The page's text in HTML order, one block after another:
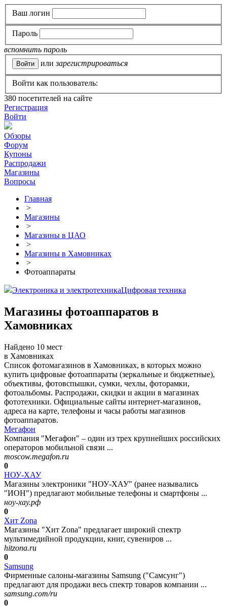
Ваш логин
Пароль
вспомнить пароль
или зарегистрироваться
Войти как пользователь:
380 посетителей на сайте
Регистрация
Войти
Обзоры
Форум
Купоны
Распродажи
Магазины
Вопросы
Главная
>
Магазины
>
Магазины в ЦАО
>
Магазины в Хамовниках
>
Фотоаппараты
Электроника и электротехникаЦифровая техника
Магазины фотоаппаратов в
Хамовниках
Найдено 10 мест
в Хамовниках
Список фотомагазинов в Хамовниках, в которых можно
купить цифровые фотоаппараты (зеркальные и бюджетные),
объективы, фотовспышки, сумки, чехлы, фоторамки,
фотоальбомы. Распродажи, скидки и акции в магазинах
фототехники. Официальные сайты интернет-магазинов,
адреса на карте, телефоны и часы работы магазинов
фотоаппаратов.
Мегафон
Компания "Мегафон" – один из трех крупнейших российских
операторов мобильной связи ...
moscow.megafon.ru
0
НОУ-ХАУ
Магазины электроники "НОУ-ХАУ" (ранее назывались
"ИОН") предлагают мобильные телефоны и смартфоны ...
ноу-хау.рф
0
Хит Zona
Магазины "Хит Zona" предлагает широкий спектр
мультимедийной продукции, книг, сувениров ...
hitzona.ru
0
Samsung
Фирменные салоны-магазины Samsung ("Самсунг")
предлагают для продажи весь спектр товаров компании ...
samsung.com/ru
0